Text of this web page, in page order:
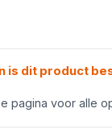
is dit product
pagina voor alle